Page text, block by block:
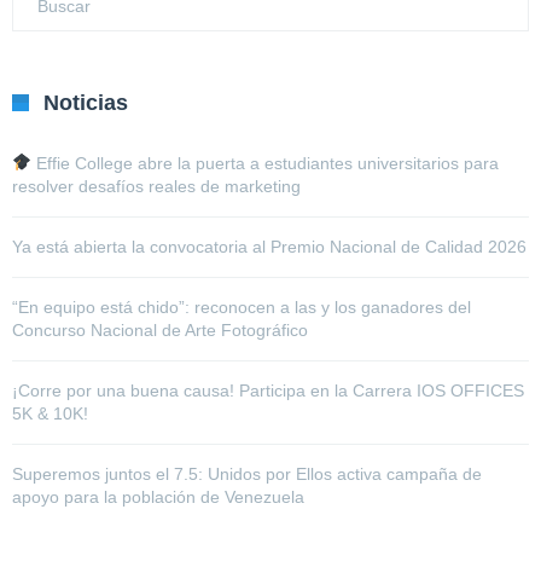
Noticias
Effie College abre la puerta a estudiantes universitarios para
resolver desafíos reales de marketing
Ya está abierta la convocatoria al Premio Nacional de Calidad 2026
“En equipo está chido”: reconocen a las y los ganadores del
Concurso Nacional de Arte Fotográfico
¡Corre por una buena causa! Participa en la Carrera IOS OFFICES
5K & 10K!
Superemos juntos el 7.5: Unidos por Ellos activa campaña de
apoyo para la población de Venezuela